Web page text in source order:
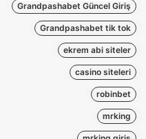
Grandpashabet Güncel Giriş
Grandpashabet tik tok
ekrem abi siteler
casino siteleri
robinbet
mrking